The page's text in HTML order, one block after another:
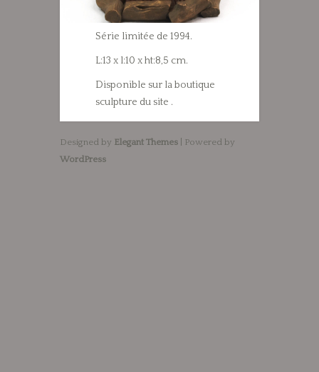
Série limitée de 1994.
L:13 x l:10 x ht:8,5 cm.
Disponible sur la boutique
sculpture du site .
Designed by Elegant Themes | Powered by
WordPress